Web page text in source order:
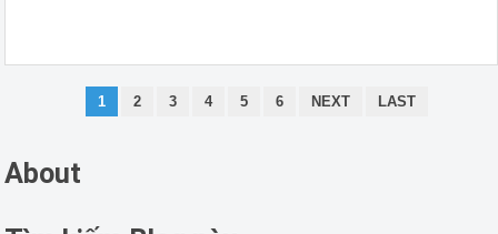
1 2 3 4 5 6 NEXT LAST
About